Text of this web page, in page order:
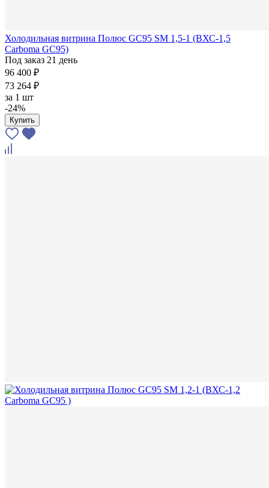
Холодильная витрина Полюс GC95 SM 1,5-1 (ВХС-1,5
Carboma GC95)
Под заказ 21 день
96 400 ₽
73 264 ₽
за 1 шт
-24%
Купить